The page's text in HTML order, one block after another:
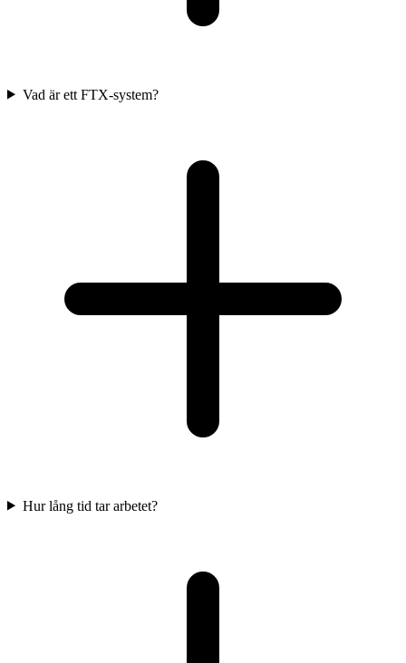
Vad är ett FTX-system?
Hur lång tid tar arbetet?